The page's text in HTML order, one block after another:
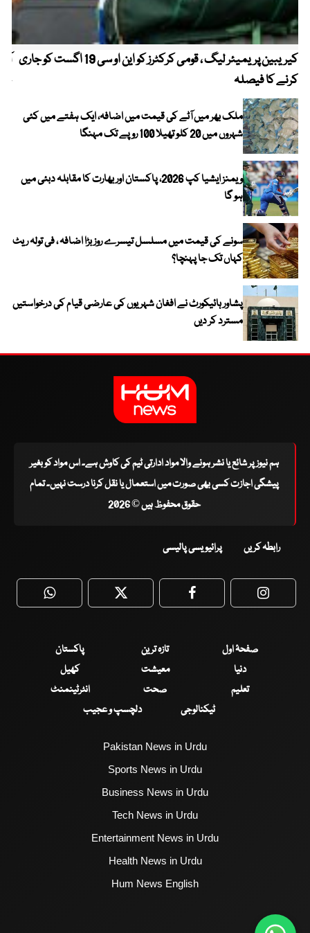
کیریبین پریمیئر لیگ ، قومی کرکٹرز کو این او سی 19 اگست کو جاری
کرنے کا فیصلہ
ملک بھر میں آٹے کی قیمت میں اضافہ، ایک ہفتے میں کئی
شہروں میں 20 کلو تھیلا 100 روپے تک مہنگا
ویمنز ایشیا کپ 2026، پاکستان اور بھارت کا مقابلہ دبئی میں
ہو گا
سونے کی قیمت میں مسلسل تیسرے روز بڑا اضافہ ، فی تولہ ریٹ
کہاں تک جا پہنچا؟
پشاور ہائیکورٹ نے افغان شہریوں کی عارضی قیام کی درخواستیں
مسترد کر دیں
ہم نیوز پر شائع یا نشر ہونے والا مواد ادارتی ٹیم کی کاوش ہے۔ اس مواد کو بغیر
پیشگی اجازت کسی بھی صورت میں استعمال یا نقل کرنا درست نہیں۔ تمام
حقوق محفوظ ہیں © 2026
رابطہ کریں پرائیویسی پالیسی
WhatsApp Twitter Facebook
صفحۂ اول تازہ ترین
پاکستان
دنیا
معیشت
کھیل
تعلیم
صحت
انٹرٹینمنٹ
ٹیکنالوجی
دلچسپ و عجیب
Pakistan News in Urdu
Sports News in Urdu
Business News in Urdu
Tech News in Urdu
Entertainment News in Urdu
Health News in Urdu
Hum News English